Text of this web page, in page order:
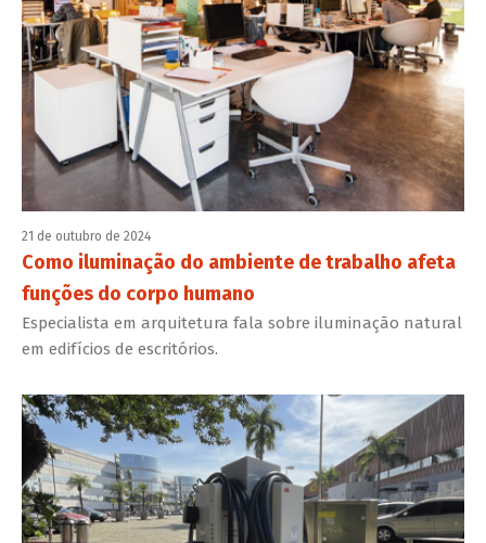
21 de outubro de 2024
Como iluminação do ambiente de trabalho afeta
funções do corpo humano
Especialista em arquitetura fala sobre iluminação natural
em edifícios de escritórios.